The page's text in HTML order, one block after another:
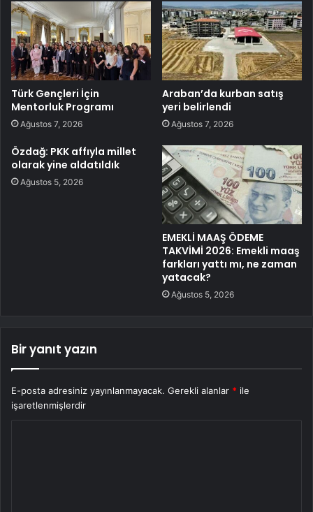
Türk Gençleri İçin
Mentorluk Programı
Ağustos 7, 2026
Araban’da kurban satış
yeri belirlendi
Ağustos 7, 2026
Özdağ: PKK affıyla millet
olarak yine aldatıldık
Ağustos 5, 2026
EMEKLİ MAAŞ ÖDEME
TAKVİMİ 2026: Emekli maaş
farkları yattı mı, ne zaman
yatacak?
Ağustos 5, 2026
Bir yanıt yazın
E-posta adresiniz yayınlanmayacak. Gerekli alanlar * ile
işaretlenmişlerdir